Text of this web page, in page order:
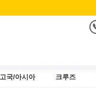
고국/아시아 크루즈